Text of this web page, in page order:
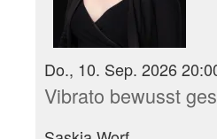
Do., 10. Sep. 2026
Vibrato bewusst